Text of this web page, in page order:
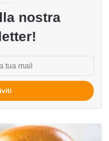
nostra